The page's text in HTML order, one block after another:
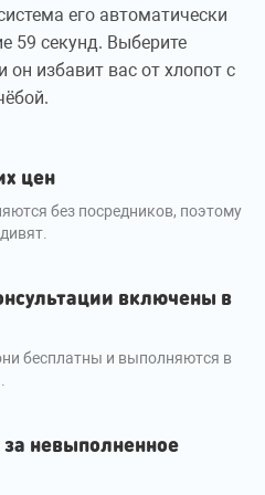
его автоматически
59 секунд. Выберите
он избавит вас от хлопот с
цен
без посредников, поэтому
включены в
бесплатны и выполняются в
невыполненное